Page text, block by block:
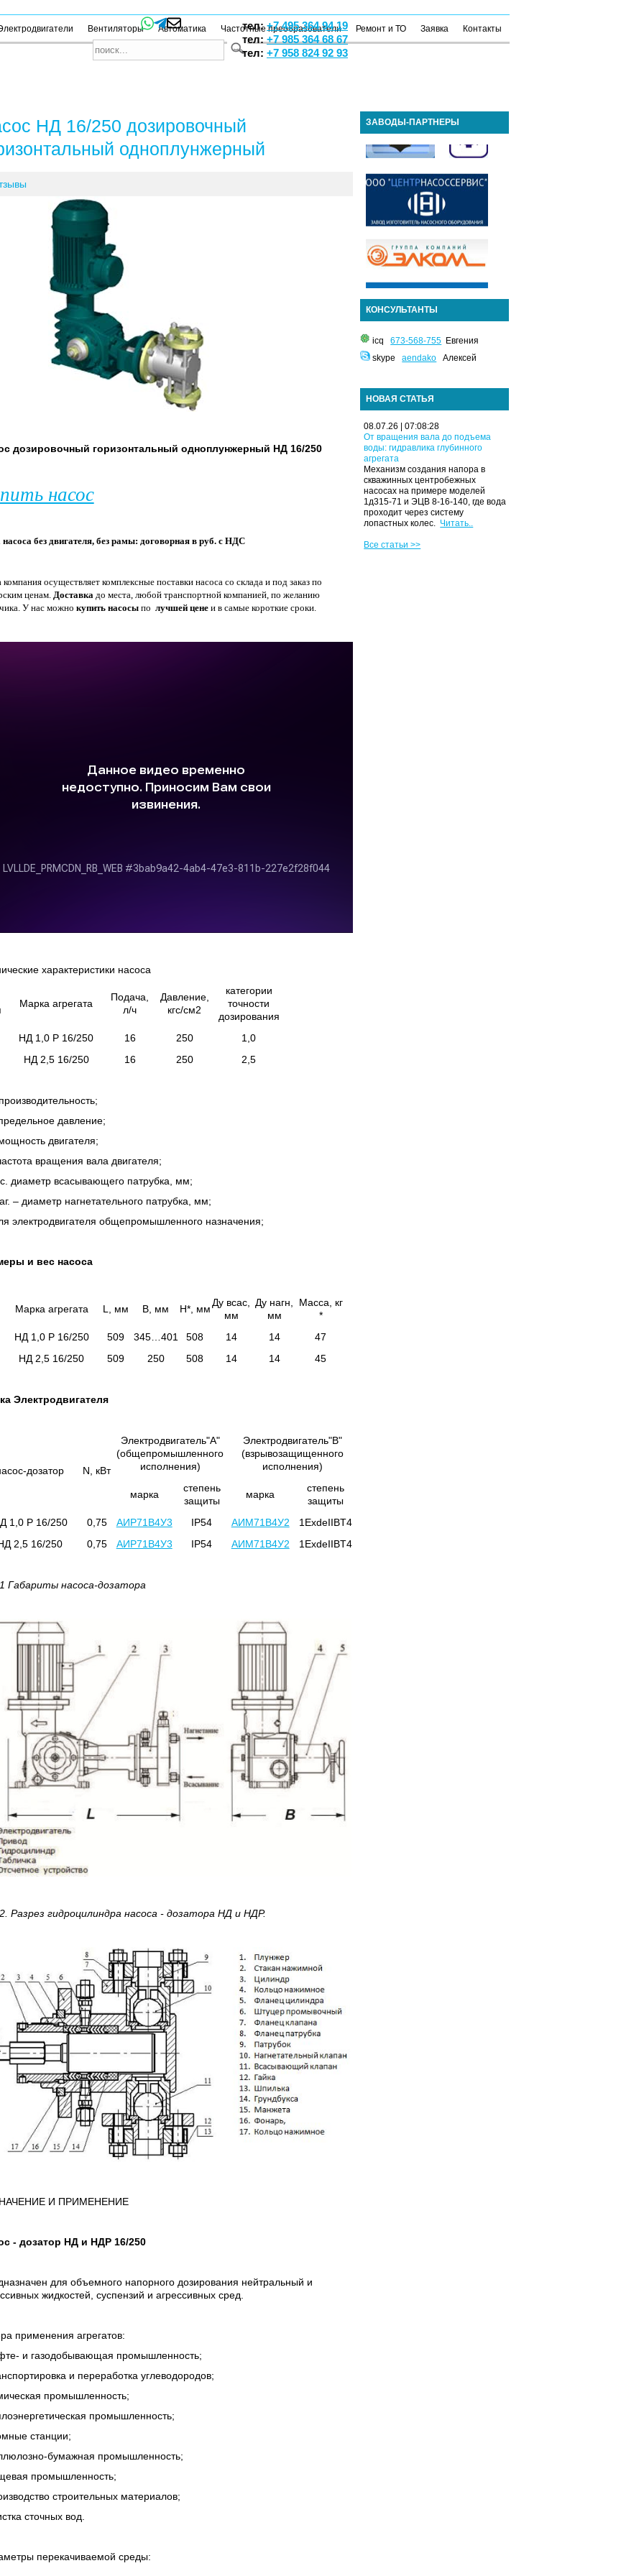
тел:+7 495 364 94 19
тел:+7 985 364 68 67
тел: +7 958 824 92 93
Вентиляторы Автоматика Частотные преобразователи Ремонт и ТО Заявка Контакты
НД 16/250 дозировочный
одноплунжерный
дозировочный горизонтальный одноплунжерный НД 16/250
насос
без двигателя, без рамы: договорная в руб. с НДС
осуществляет комплексные поставки насоса со склада и под заказ по
ценам. Доставкадо места, любой транспортной компанией, по желанию
У нас можно купить насосыпо лучшей цене и в самые короткие сроки.
характеристики насоса
Марка агрегата
Подача,
л/ч
Давление,
кгс/см2
категории
точности
дозирования
НД 1,0 Р 16/250
16 250
1,0
НД 2,5 16/250
16 250
2,5
давление;
двигателя;
вращения вала двигателя;
диаметр всасывающего патрубка, мм;
– диаметр нагнетательного патрубка, мм;
электродвигателя общепромышленного назначения;
и вес насоса
Марка агрегата L, мм B, мм H*, мм
Ду всас,
мм
Ду нагн,
мм
Масса, кг
*
НД 1,0 Р 16/250
509 345…401 508 14 14
47
НД 2,5 16/250
509 250 508 14 14 45
Электродвигателя
дозатор N, кВт
Электродвигатель"А"
(общепромышленного
исполнения)
Электродвигатель"В"
(взрывозащищенного
исполнения)
марка
степень
защиты
марка
степень
защиты
1,0 Р 16/250
0,75 АИР71В4У3 IP54 АИМ71В4У2
1ExdeIIBT4
2,5 16/250
0,75 АИР71В4У3 IP54 АИМ71В4У2 1ExdeIIBT4
Габариты насоса-дозатора
Разрез гидроцилиндра насоса - дозатора НД и НДР.
И ПРИМЕНЕНИЕ
- дозатор НД и НДР 16/250
для объемного напорного дозирования нейтральный и
жидкостей, суспензий и агрессивных сред.
применения агрегатов:
и газодобывающая промышленность;
и переработка углеводородов;
промышленность;
промышленность;
станции;
бумажная промышленность;
промышленность;
строительных материалов;
сточных вод.
перекачиваемой среды:
ЗАВОДЫ-ПАРТНЕРЫ
КОНСУЛЬТАНТЫ
icq673-568-755 Евгения
skypeaendako Алексей
НОВАЯ СТАТЬЯ
08.07.26 | 07:08:28
От вращения вала до подъема
воды: гидравлика глубинного
агрегата
Механизм создания напора в
скважинных центробежных
насосах на примере моделей
1д315-71 и ЭЦВ 8-16-140, где вода
проходит через систему
лопастных колес. Читать..
Все статьи >>